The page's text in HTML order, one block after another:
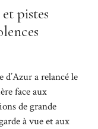
pistes
a relancé le
face aux
de grande
à vue et aux